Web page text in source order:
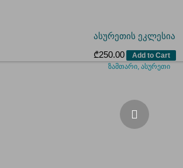
ასურეთის ეკლესია
₾250.00 Add to Cart